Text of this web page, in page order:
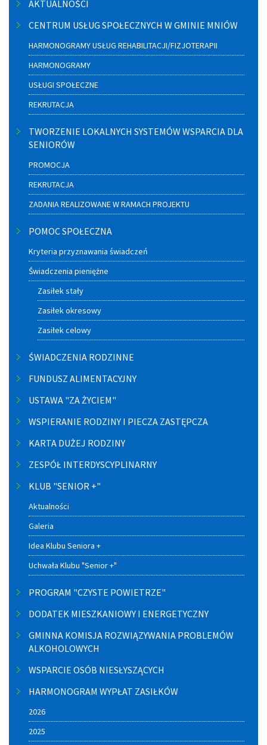
AKTUALNOŚCI
CENTRUM USŁUG SPOŁECZNYCH W GMINIE MNIÓW
HARMONOGRAMY USŁUG REHABILITACJI/FIZJOTERAPII
HARMONOGRAMY
USŁUGI SPOŁECZNE
REKRUTACJA
TWORZENIE LOKALNYCH SYSTEMÓW WSPARCIA DLA
SENIORÓW
PROMOCJA
REKRUTACJA
ZADANIA REALIZOWANE W RAMACH PROJEKTU
POMOC SPOŁECZNA
Kryteria przyznawania świadczeń
Świadczenia pieniężne
Zasiłek stały
Zasiłek okresowy
Zasiłek celowy
ŚWIADCZENIA RODZINNE
FUNDUSZ ALIMENTACYJNY
USTAWA "ZA ŻYCIEM"
WSPIERANIE RODZINY I PIECZA ZASTĘPCZA
KARTA DUŻEJ RODZINY
ZESPÓŁ INTERDYSCYPLINARNY
KLUB "SENIOR +"
Aktualności
Galeria
Idea Klubu Seniora +
Uchwała Klubu "Senior +"
PROGRAM "CZYSTE POWIETRZE"
DODATEK MIESZKANIOWY I ENERGETYCZNY
GMINNA KOMISJA ROZWIĄZYWANIA PROBLEMÓW
ALKOHOLOWYCH
WSPARCIE OSÓB NIESŁYSZĄCYCH
HARMONOGRAM WYPŁAT ZASIŁKÓW
2026
2025